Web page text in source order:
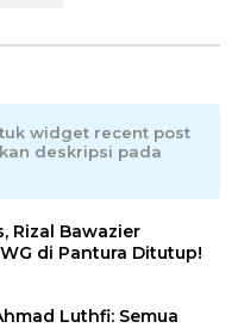
widget recent post
deskripsi pada
Rizal Bawazier
di Pantura Ditutup!
Luthfi: Semua